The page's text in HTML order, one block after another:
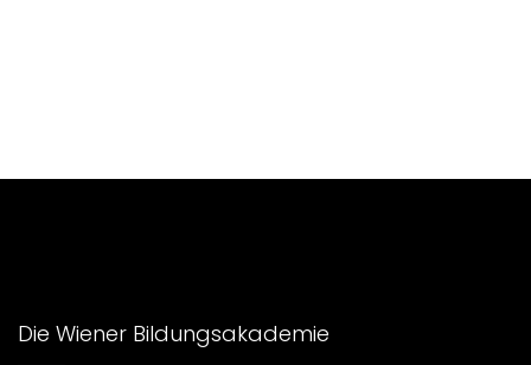
Die Wiener Bildungsakademie